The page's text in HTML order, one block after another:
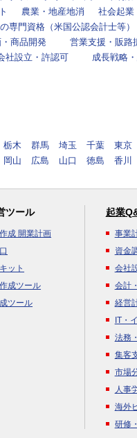
農業・地産地消 社会起業
専門資格（米国公認会計士等）
商品開発 営業支援・販路
社設立・許認可 成長戦略
栃木 群馬 埼玉 千葉 東京
岡山 広島 山口 徳島 香川
ツール
成 開業計画
ット
成ツール
ツール
起業
事業
資金
会社
会計
経営
IT・
法務
集客
市場
人事
海外
研修